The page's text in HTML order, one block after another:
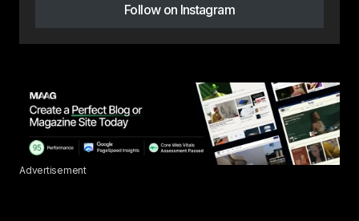
Follow on Instagram
Advertisement